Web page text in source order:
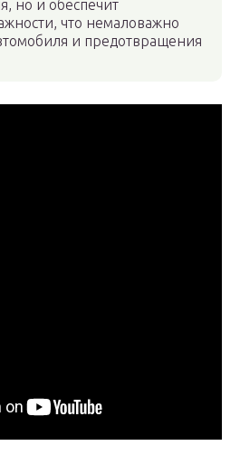
но и обеспечит
что немаловажно
и предотвращения